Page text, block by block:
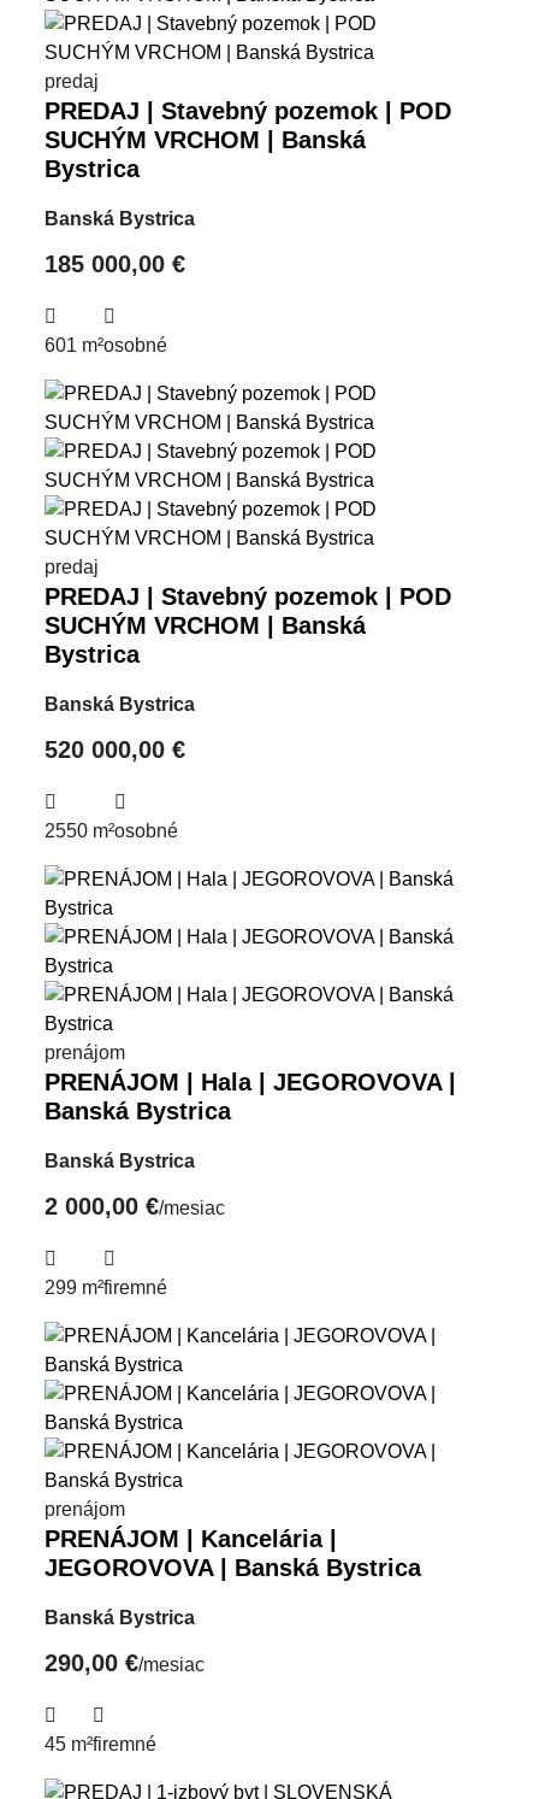
predaj
PREDAJ | Stavebný pozemok | POD
SUCHÝM VRCHOM | Banská
Bystrica
Banská Bystrica
185 000,00 €
601 m²osobné
predaj
PREDAJ | Stavebný pozemok | POD
SUCHÝM VRCHOM | Banská
Bystrica
Banská Bystrica
520 000,00 €
2550 m²osobné
prenájom
PRENÁJOM | Hala | JEGOROVOVA |
Banská Bystrica
Banská Bystrica
2 000,00 €/mesiac
299 m²firemné
prenájom
PRENÁJOM | Kancelária |
JEGOROVOVA | Banská Bystrica
Banská Bystrica
290,00 €/mesiac
45 m²firemné